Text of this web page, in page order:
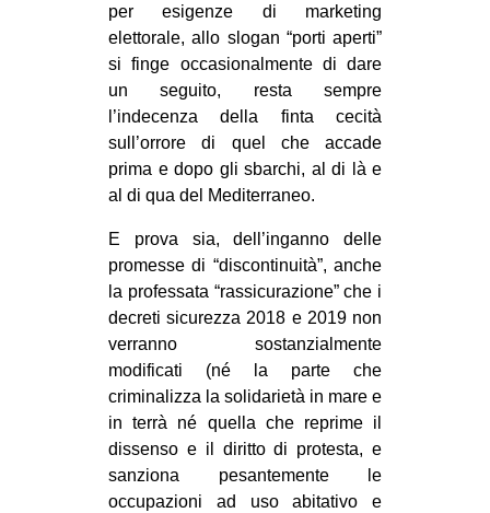
per esigenze di marketing
elettorale, allo slogan “porti aperti”
si finge occasionalmente di dare
un seguito, resta sempre
l’indecenza della finta cecità
sull’orrore di quel che accade
prima e dopo gli sbarchi, al di là e
al di qua del Mediterraneo.
E prova sia, dell’inganno delle
promesse di “discontinuità”, anche
la professata “rassicurazione” che i
decreti sicurezza 2018 e 2019 non
verranno sostanzialmente
modificati (né la parte che
criminalizza la solidarietà in mare e
in terrà né quella che reprime il
dissenso e il diritto di protesta, e
sanziona pesantemente le
occupazioni ad uso abitativo e